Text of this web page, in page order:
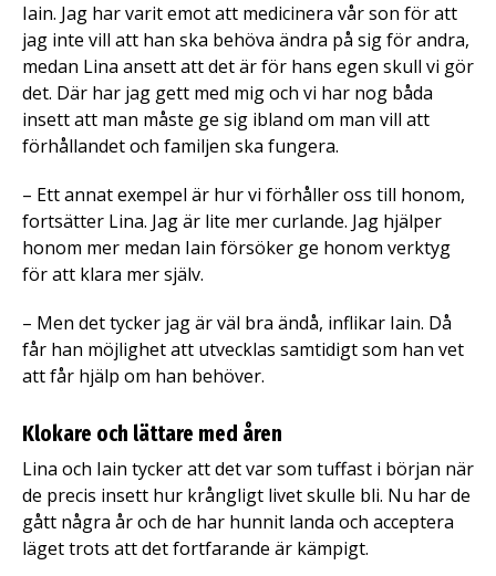
Iain. Jag har varit emot att medicinera vår son för att
jag inte vill att han ska behöva ändra på sig för andra,
medan Lina ansett att det är för hans egen skull vi gör
det. Där har jag gett med mig och vi har nog båda
insett att man måste ge sig ibland om man vill att
förhållandet och familjen ska fungera.
– Ett annat exempel är hur vi förhåller oss till honom,
fortsätter Lina. Jag är lite mer curlande. Jag hjälper
honom mer medan Iain försöker ge honom verktyg
för att klara mer själv.
– Men det tycker jag är väl bra ändå, inflikar Iain. Då
får han möjlighet att utvecklas samtidigt som han vet
att får hjälp om han behöver.
Klokare och lättare med åren
Lina och Iain tycker att det var som tuffast i början när
de precis insett hur krångligt livet skulle bli. Nu har de
gått några år och de har hunnit landa och acceptera
läget trots att det fortfarande är kämpigt.